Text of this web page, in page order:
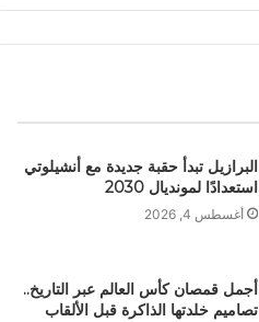
البرازيل تبدأ حقبة جديدة مع أنشيلوتي
استعدادًا لمونديال 2030
أغسطس 4, 2026
أجمل قمصان كأس العالم عبر التاريخ..
تصاميم خلدتها الذاكرة قبل الألقاب